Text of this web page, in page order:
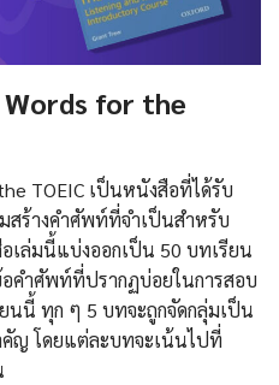
Words for the
TOEIC เป็นหนังสือที่ได้รับ
สร้างคำศัพท์ที่จำเป็นสำหรับ
เล่มนี้แบ่งออกเป็น 50 บทเรียน
คำศัพท์ที่ปรากฏบ่อยในการสอบ
นนี้ ทุก ๆ 5 บทจะถูกจัดกลุ่มเป็น
ญ โดยแต่ละบทจะเน้นไปที่